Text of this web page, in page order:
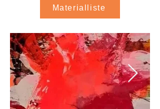
Materialliste